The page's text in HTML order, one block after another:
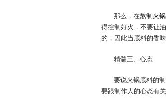
那么，在熬制火
得控制好火，不要让
的，因此当底料的香
精髓三、心态
要说火锅底料的
要跟制作人的心态有